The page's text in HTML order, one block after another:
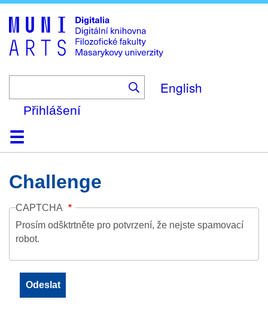
to
main
content
English
Přihlášení
DomůKolekce
Prohlížení
Vyhledávání
O platformě
Nápověda
KontaktDigitalia
Challenge
CAPTCHA
Prosím odšktrtněte pro potvrzení, že nejste spamovací
robot.